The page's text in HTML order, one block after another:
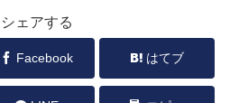
シェアする
Facebook はてブ